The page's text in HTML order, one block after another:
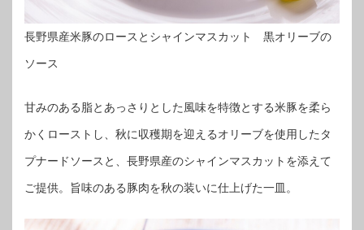
長野県産米豚のロースとシャインマスカット 黒オリーブの
ソース
甘みのある脂とあっさりとした風味を特徴とする米豚を柔ら
かくローストし、秋に収穫期を迎えるオリーブを使用したタ
プナードソースと、長野県産のシャインマスカットを添えて
ご提供。旨味のある豚肉を秋の装いに仕上げた一皿。